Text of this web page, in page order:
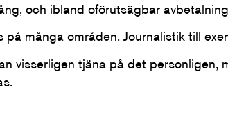
och ibland oförutsägbar
många områden. Journalistik till
visserligen tjäna på det personligen,